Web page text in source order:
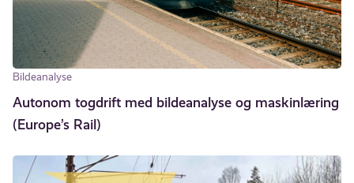
Bildeanalyse
Autonom togdrift med bildeanalyse og maskinlæring
(Europe’s Rail)